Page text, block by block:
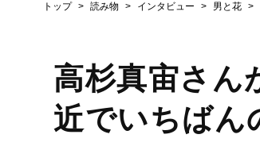
トップ 読み物 インタビュー 男と花
高杉真宙さん
近でいちばん